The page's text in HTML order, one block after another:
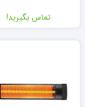
تماس بگیرید!